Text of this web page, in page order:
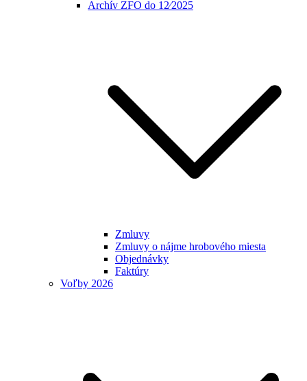
Archív ZFO do 12⁄2025
Zmluvy
Zmluvy o nájme hrobového miesta
Objednávky
Faktúry
Voľby 2026